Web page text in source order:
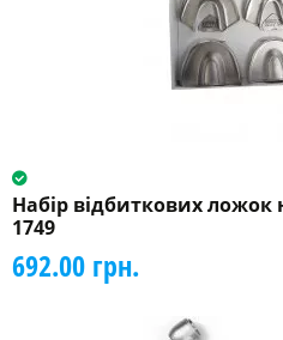
Набір відбиткових ложок
1749
692.00 грн.